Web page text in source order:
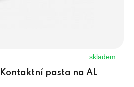
skladem
pasta na AL